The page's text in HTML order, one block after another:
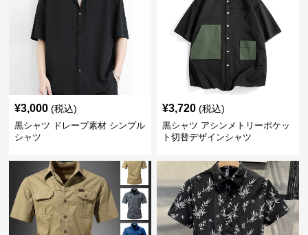
¥3,000 (税込)
黒シャツ ドレープ素材 シンプル
シャツ
¥3,720 (税込)
黒シャツ アシンメトリーポケッ
ト切替デザインシャツ